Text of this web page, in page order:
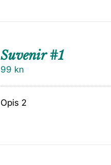
Suvenir #1
99 kn
Opis 2